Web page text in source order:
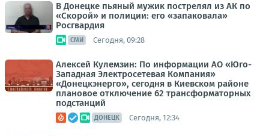
В Донецке пьяный мужик пострелял из АК по
«Скорой» и полиции: его «запаковала»
Росгвардия
СМИ Сегодня, 09:28
Алексей Кулемзин: По информации АО «Юго-
Западная Электросетевая Компания»
«Донецкэнерго», сегодня в Киевском районе
плановое отключение 62 трансформаторных
подстанций
ДОНЕЦК Сегодня, 12:34